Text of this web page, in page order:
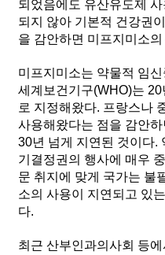
되었음에도 유산유도제
되지 않아 기본적 건강권
을 감안하면 미프지미소
미프지미소는 약물적 임
세계보건기구(WHO)는
로 지정해왔다. 프랑스나
사용해왔다는 점을 감안
30년 넘게 지연된 것이다.
기결정권의 행사에 매우
문 취지에 맞게 국가는 불
소의 사용이 지연되고 있
다.
최근 산부인과의사회 등